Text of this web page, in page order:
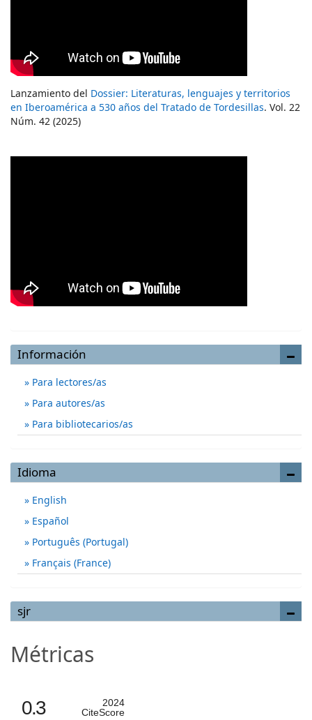
Lanzamiento del Dossier: Literaturas, lenguajes y territorios
en Iberoamérica a 530 años del Tratado de Tordesillas. Vol. 22
Núm. 42 (2025)
Información
Para lectores/as
Para autores/as
Para bibliotecarios/as
Idioma
English
Español
Português (Portugal)
Français (France)
sjr
Métricas
0.3
2024
CiteScore